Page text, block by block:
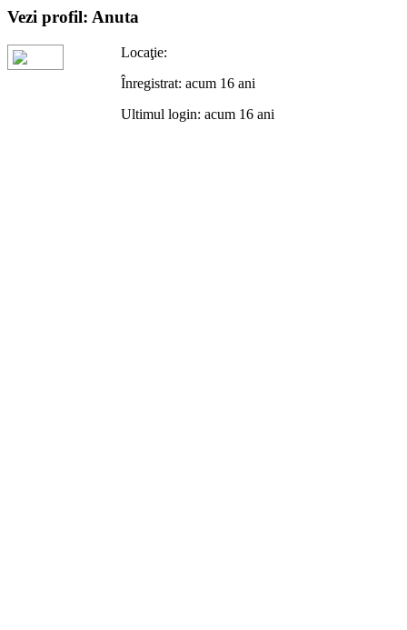
Vezi profil: Anuta
Locaţie:
Înregistrat: acum 16 ani
Ultimul login: acum 16 ani